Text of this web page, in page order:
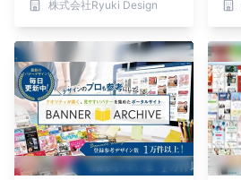
株式会社Ryuki Design